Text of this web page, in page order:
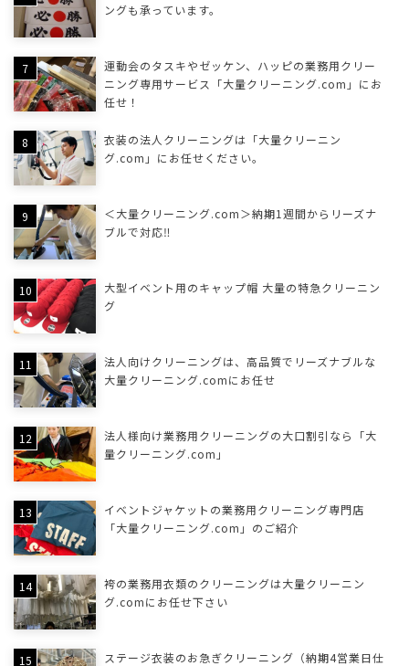
ングも承っています。
運動会のタスキやゼッケン、ハッピの業務用クリー
ニング専用サービス「大量クリーニング.com」にお
任せ！
衣装の法人クリーニングは「大量クリーニン
グ.com」にお任せください。
＜大量クリーニング.com＞納期1週間からリーズナ
ブルで対応‼
大型イベント用のキャップ帽 大量の特急クリーニン
グ
法人向けクリーニングは、高品質でリーズナブルな
大量クリーニング.comにお任せ
法人様向け業務用クリーニングの大口割引なら「大
量クリーニング.com」
イベントジャケットの業務用クリーニング専門店
「大量クリーニング.com」のご紹介
袴の業務用衣類のクリーニングは大量クリーニン
グ.comにお任せ下さい
ステージ衣装のお急ぎクリーニング（納期4営業日仕